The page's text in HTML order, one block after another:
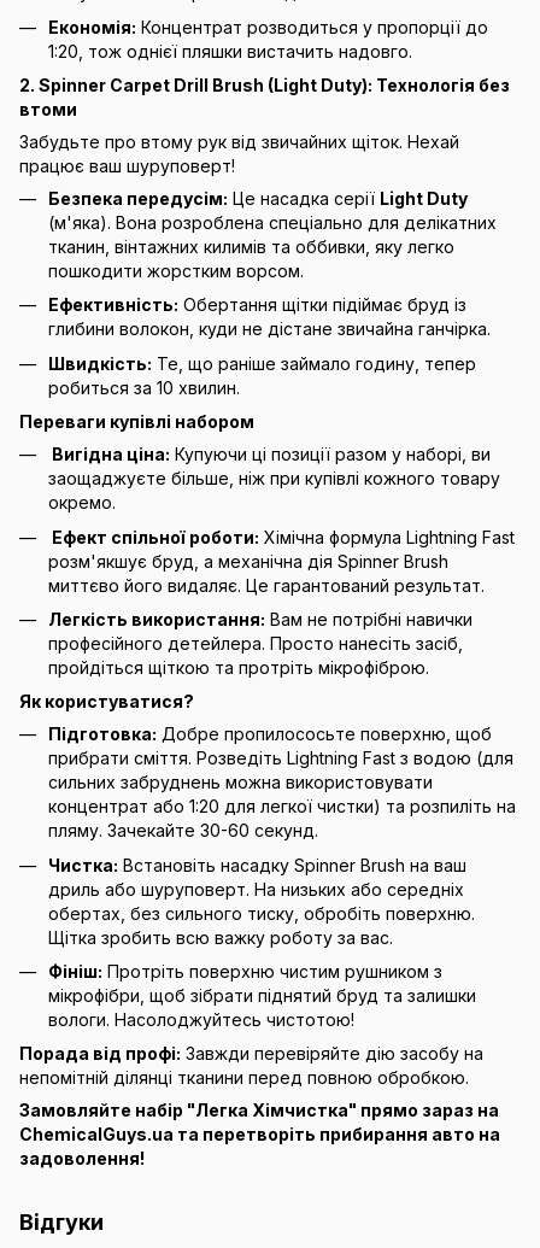
Економія: Концентрат розводиться у пропорції до
1:20, тож однієї пляшки вистачить надовго.
2. Spinner Carpet Drill Brush (Light Duty): Технологія без
втоми
Забудьте про втому рук від звичайних щіток. Нехай
працює ваш шуруповерт!
Безпека передусім: Це насадка серії Light Duty
(м'яка). Вона розроблена спеціально для делікатних
тканин, вінтажних килимів та оббивки, яку легко
пошкодити жорстким ворсом.
Ефективність: Обертання щітки підіймає бруд із
глибини волокон, куди не дістане звичайна ганчірка.
Швидкість: Те, що раніше займало годину, тепер
робиться за 10 хвилин.
Переваги купівлі набором
Вигідна ціна: Купуючи ці позиції разом у наборі, ви
заощаджуєте більше, ніж при купівлі кожного товару
окремо.
Ефект спільної роботи: Хімічна формула Lightning Fast
розм'якшує бруд, а механічна дія Spinner Brush
миттєво його видаляє. Це гарантований результат.
Легкість використання: Вам не потрібні навички
професійного детейлера. Просто нанесіть засіб,
пройдіться щіткою та протріть мікрофіброю.
Як користуватися?
Підготовка: Добре пропилососьте поверхню, щоб
прибрати сміття. Розведіть Lightning Fast з водою (для
сильних забруднень можна використовувати
концентрат або 1:20 для легкої чистки) та розпиліть на
пляму. Зачекайте 30-60 секунд.
Чистка: Встановіть насадку Spinner Brush на ваш
дриль або шуруповерт. На низьких або середніх
обертах, без сильного тиску, обробіть поверхню.
Щітка зробить всю важку роботу за вас.
Фініш: Протріть поверхню чистим рушником з
мікрофібри, щоб зібрати піднятий бруд та залишки
вологи. Насолоджуйтесь чистотою!
Порада від профі: Завжди перевіряйте дію засобу на
непомітній ділянці тканини перед повною обробкою.
Замовляйте набір "Легка Хімчистка" прямо зараз на
ChemicalGuys.ua та перетворіть прибирання авто на
задоволення!
Відгуки